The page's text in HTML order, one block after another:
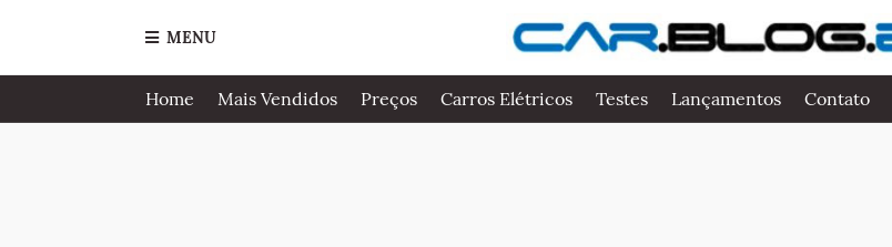
MENU
Home Mais Vendidos Preços Carros Elétricos Testes Lançamentos Contato